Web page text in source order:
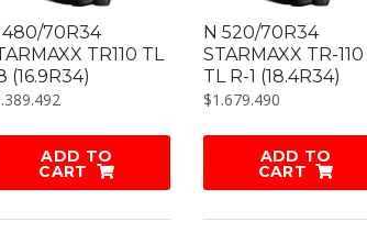
480/70R34
TR110 TL
(16.9R34)
ADD TO
CART
N 520/70R34
STARMAXX TR-110
TL R-1 (18.4R34)
$1.679.490
ADD TO
CART